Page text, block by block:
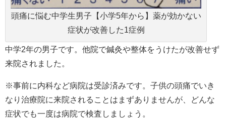
頭痛に悩む中学生男子【小学5年から】薬が効かない
症状が改善した1症例
中学2年の男子です。他院で鍼灸や整体をうけたが改善せず
来院されました。
※事前に内科など病院は受診済みです。子供の頭痛でいき
なり治療院に来院されることはまずありませんが、どんな
症状でも一度は病院で検査しましょう。